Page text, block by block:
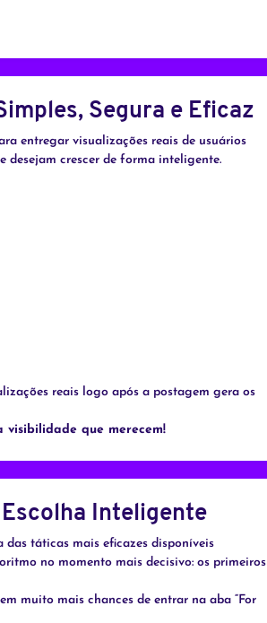
Segura e Eficaz
entregar visualizações reais de usuários
desejam crescer de forma inteligente.
reais logo após a postagem gera os
visibilidade que merecem!
Inteligente
das táticas mais eficazes disponíveis
no momento mais decisivo: os primeiros
muito mais chances de entrar na aba “For